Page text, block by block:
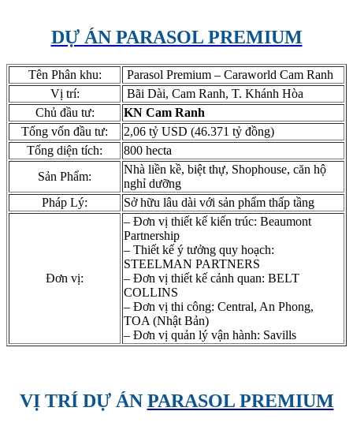
DỰ ÁN PARASOL PREMIUM
Tên Phân khu:
Parasol Premium – Caraworld Cam Ranh
Vị trí:
Bãi Dài, Cam Ranh, T. Khánh Hòa
Chủ đầu tư:
KN Cam Ranh
Tổng vốn đầu tư:
2,06 tỷ USD (46.371 tỷ đồng)
Tổng diện tích:
800 hecta
Sản Phẩm:
Nhà liền kề, biệt thự, Shophouse, căn hộ
nghỉ dưỡng
Pháp Lý:
Sở hữu lâu dài với sản phẩm thấp tầng
Đơn vị:
– Đơn vị thiết kế kiến trúc: Beaumont
Partnership
– Thiết kế ý tưởng quy hoạch:
STEELMAN PARTNERS
– Đơn vị thiết kế cảnh quan: BELT
COLLINS
– Đơn vị thi công: Central, An Phong,
TOA (Nhật Bản)
– Đơn vị quản lý vận hành: Savills
VỊ TRÍ DỰ ÁN PARASOL PREMIUM